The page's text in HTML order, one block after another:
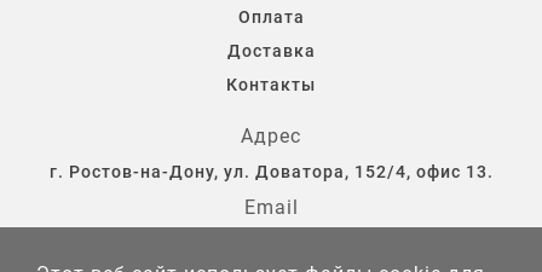
Оплата
Доставка
Контакты
Адрес
г. Ростов-на-Дону, ул. Доватора, 152/4, офис 13.
Email